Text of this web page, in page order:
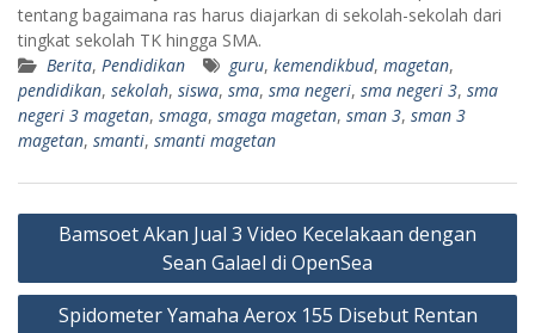
tentang bagaimana ras harus diajarkan di sekolah-sekolah dari
tingkat sekolah TK hingga SMA.
Berita, Pendidikan guru, kemendikbud, magetan,
pendidikan, sekolah, siswa, sma, sma negeri, sma negeri 3, sma
negeri 3 magetan, smaga, smaga magetan, sman 3, sman 3
magetan, smanti, smanti magetan
Navigasi
Bamsoet Akan Jual 3 Video Kecelakaan dengan
Sean Galael di OpenSea
Spidometer Yamaha Aerox 155 Disebut Rentan